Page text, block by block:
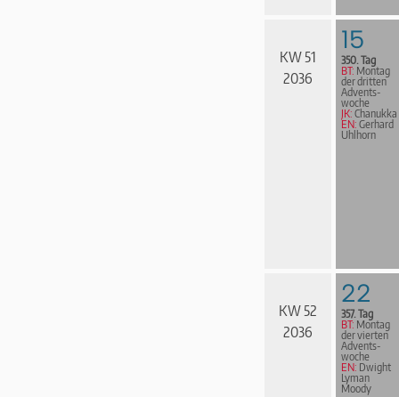
KW 51
2036
15
350. Tag
BT: Montag
der dritten
Advents­
woche
JK: Chanukka
EN: Gerhard
Uhlhorn
KW 52
2036
22
357. Tag
BT: Montag
der vierten
Advents­
woche
EN: Dwight
Lyman
Moody